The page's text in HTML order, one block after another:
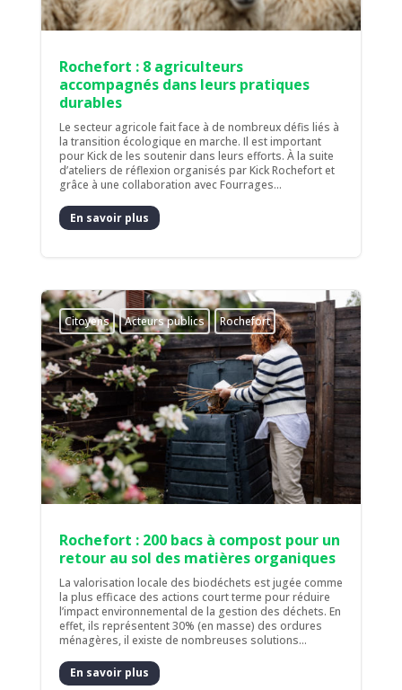
Rochefort : 8 agriculteurs
accompagnés dans leurs pratiques
durables
Le secteur agricole fait face à de nombreux défis liés à
la transition écologique en marche. Il est important
pour Kick de les soutenir dans leurs efforts. À la suite
d’ateliers de réflexion organisés par Kick Rochefort et
grâce à une collaboration avec Fourrages...
En savoir plus
Citoyens Acteurs publics Rochefort
Rochefort : 200 bacs à compost pour un
retour au sol des matières organiques
La valorisation locale des biodéchets est jugée comme
la plus efficace des actions court terme pour réduire
l’impact environnemental de la gestion des déchets. En
effet, ils représentent 30% (en masse) des ordures
ménagères, il existe de nombreuses solutions...
En savoir plus